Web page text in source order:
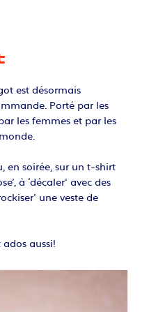
est désormais
Porté par les
les femmes et par les
en soirée, sur un t-shirt
à ‘décaler’ avec des
une veste de
ados aussi!